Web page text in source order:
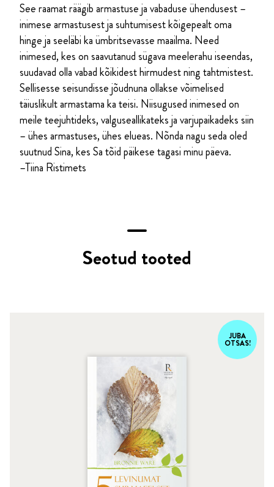
See raamat räägib armastuse ja vabaduse ühendusest –
inimese armastusest ja suhtumisest kõigepealt oma
hinge ja seeläbi ka ümbritsevasse maailma. Need
inimesed, kes on saavutanud sügava meelerahu iseendas,
suudavad olla vabad kõikidest hirmudest ning tahtmistest.
Sellisesse seisundisse jõudnuna ollakse võimelised
täiuslikult armastama ka teisi. Niisugused inimesed on
meile teejuhtideks, valguseallikateks ja varjupaikadeks siin
– ühes armastuses, ühes elueas. Nõnda nagu seda oled
suutnud Sina, kes Sa tõid päikese tagasi minu päeva.
–Tiina Ristimets
Seotud tooted
JUBA
OTSAS!